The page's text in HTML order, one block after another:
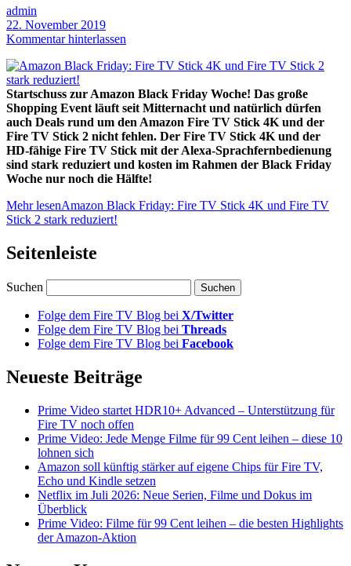
admin
22. November 2019
Kommentar hinterlassen
Startschuss zur Amazon Black Friday Woche! Das große
Shopping Event läuft seit Mitternacht und natürlich dürfen
auch Deals rund um den Amazon Fire TV Stick 4K und der
Fire TV Stick 2 nicht fehlen. Der Fire TV Stick 4K und der
HD-fähige Fire TV Stick mit der Alexa-Sprachfernbedienung
sind stark reduziert und kosten im Rahmen der Black Friday
Woche nur noch die Hälfte!
Mehr lesenAmazon Black Friday: Fire TV Stick 4K und Fire TV
Stick 2 stark reduziert!
Seitenleiste
Suchen
Folge dem Fire TV Blog bei X/Twitter
Folge dem Fire TV Blog bei Threads
Folge dem Fire TV Blog bei Facebook
Neueste Beiträge
Prime Video startet HDR10+ Advanced – Unterstützung für
Fire TV noch offen
Prime Video: Jede Menge Filme für 99 Cent leihen – diese 10
lohnen sich
Amazon soll künftig stärker auf eigene Chips für Fire TV,
Echo und Kindle setzen
Netflix im Juli 2026: Neue Serien, Filme und Dokus im
Überblick
Prime Video: Filme für 99 Cent leihen – die besten Highlights
der Amazon-Aktion